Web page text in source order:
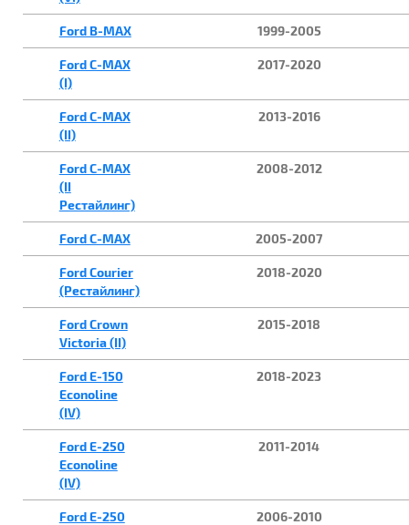
Ford B-MAX 1999-2005
Ford C-MAX
(I)
2017-2020
Ford C-MAX
(II)
2013-2016
Ford C-MAX
(II
Рестайлинг)
2008-2012
Ford C-MAX 2005-2007
Ford Courier
(Рестайлинг)
2018-2020
Ford Crown
Victoria (II)
2015-2018
Ford E-150
Econoline
(IV)
2018-2023
Ford E-250
Econoline
(IV)
2011-2014
Ford E-250
2006-2010